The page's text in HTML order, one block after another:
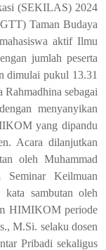
(SEKILAS) 2024
Taman Budaya
mahasiswa aktifIlmu
jumlah peserta
dimulai pukul 13.31
sebagai
menyanyikan
yang dipandu
Acara dilanjutkan
oleh Muhammad
Keilmuan
sambutan oleh
HIMIKOM periode
M.Si. selaku dosen
Pribadi sekaligus